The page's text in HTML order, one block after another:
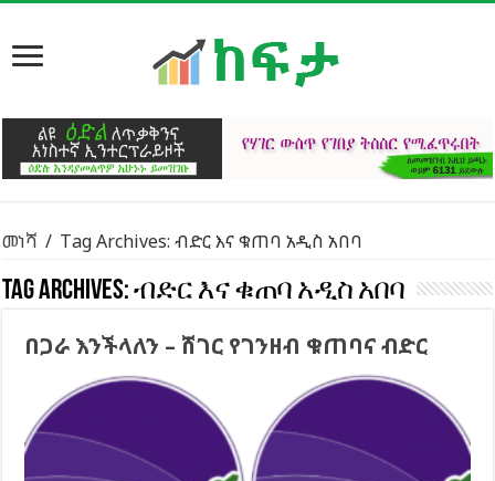
መነሻ / Tag Archives: ብድር እና ቁጠባ አዲስ አበባ
Tag Archives:ብድር እና ቁጠባ አዲስ አበባ
በጋራ እንችላለን – ሸገር የገንዘብ ቁጠባና ብድር